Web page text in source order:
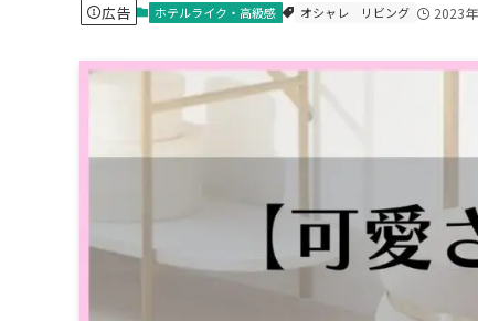
広告 ホテルライク・高級感 オシャレ リビング 2023